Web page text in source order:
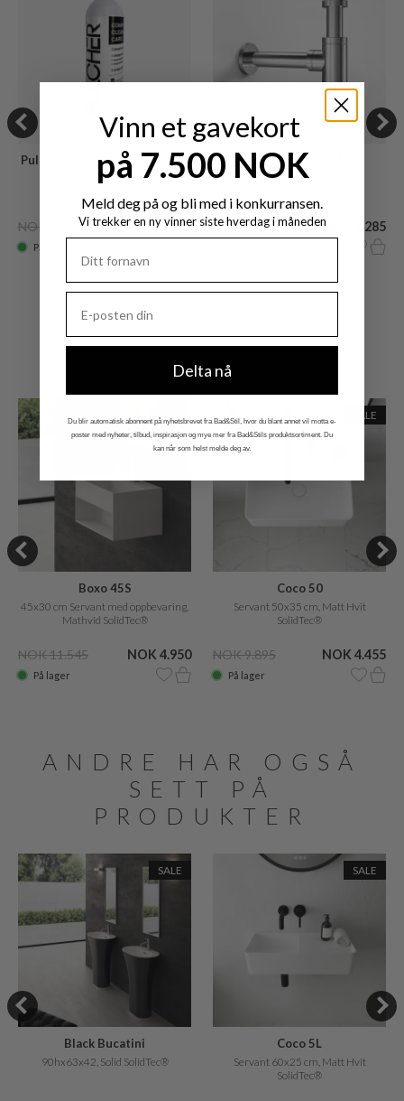
Pulcher® Composite Cleaner
Care
500 ml.
NOK 820 NOK 395
På lager
ArkiLife ADS01
Designvandlås Krom
NOK 2.635 NOK 1.285
YTTERLIGERE
INSPIRASJON
SALE
Boxo 45S
45x30 cm Servant med oppbevaring,
Mathvid SolidTec®
NOK 11.545 NOK 4.950
På lager
SALE
Coco 50
Servant 50x35 cm, Matt Hvit
SolidTec®
NOK 9.895 NOK 4.455
På lager
ANDRE HAR OGSÅ
SETT PÅ
PRODUKTER
SALE
Black Bucatini
90hx63x42, Solid SolidTec®
SALE
Coco 5L
Servant 60x25 cm, Matt Hvit
SolidTec®
Vinn et gavekort
på 7.500 NOK
Meld deg på og bli med i konkurransen.
Vi trekker en ny vinner siste hverdag i måneden
Delta nå
Du blir automatisk abonnent på nyhetsbrevet fra Bad&Stil, hvor du blant annet vil motta e-
poster med nyheter, tilbud, inspirasjon og mye mer fra Bad&Stils produktsortiment. Du
kan når som helst melde deg av.